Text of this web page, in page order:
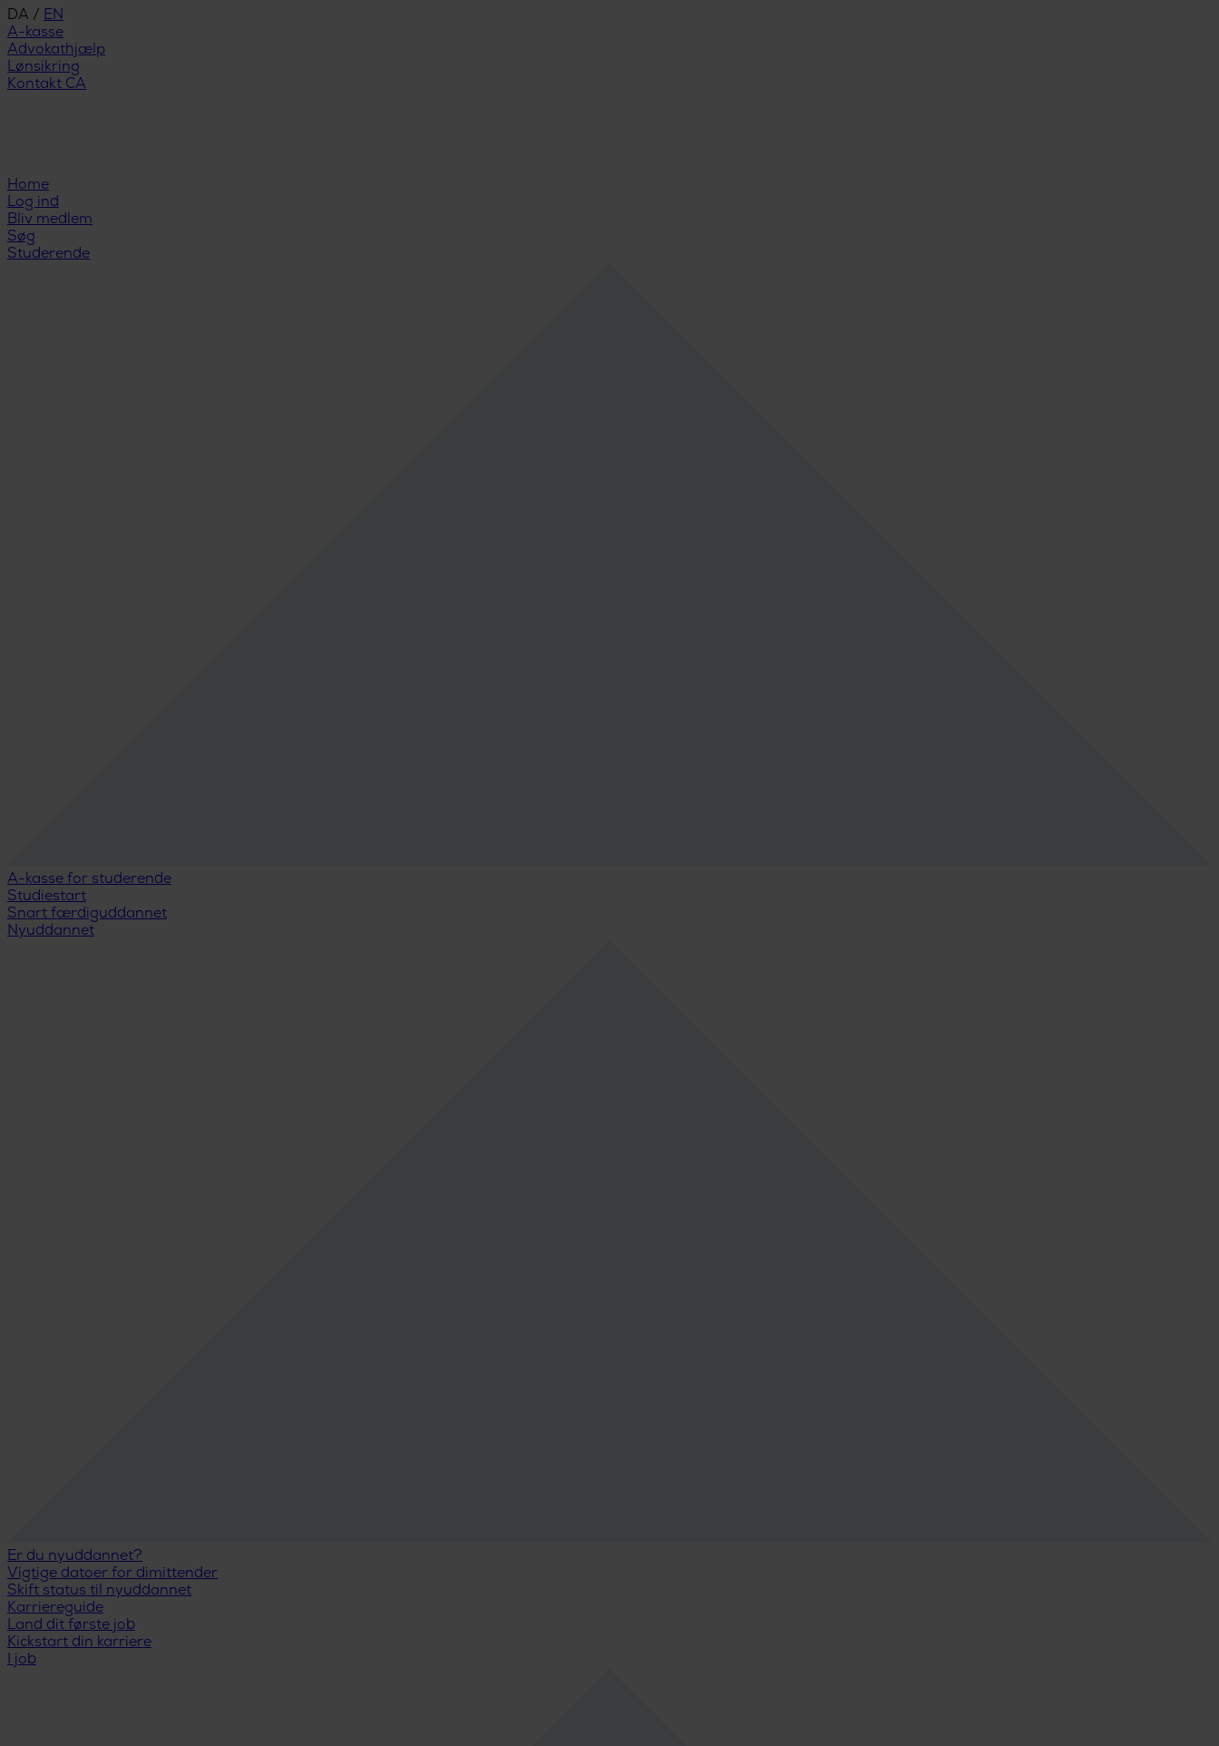
DA / EN
A-kasse
Advokathjælp
Lønsikring
Kontakt CA
Home
Log ind
Bliv medlem
Søg
Studerende
A-kasse for studerende
Studiestart
Snart færdiguddannet
Nyuddannet
Er du nyuddannet?
Vigtige datoer for dimittender
Skift status til nyuddannet
Karriereguide
Land dit første job
Kickstart din karriere
I job